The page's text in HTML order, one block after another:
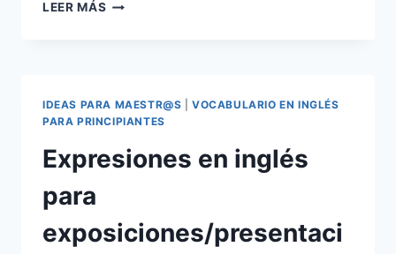
LEER MÁS VOCABULARIO
INGLÉS
1:
EDUCACIÓN
IDEAS PARA MAESTR@S |VOCABULARIO EN INGLÉS
PARA PRINCIPIANTES
Expresiones en inglés
para
exposiciones/presentaci